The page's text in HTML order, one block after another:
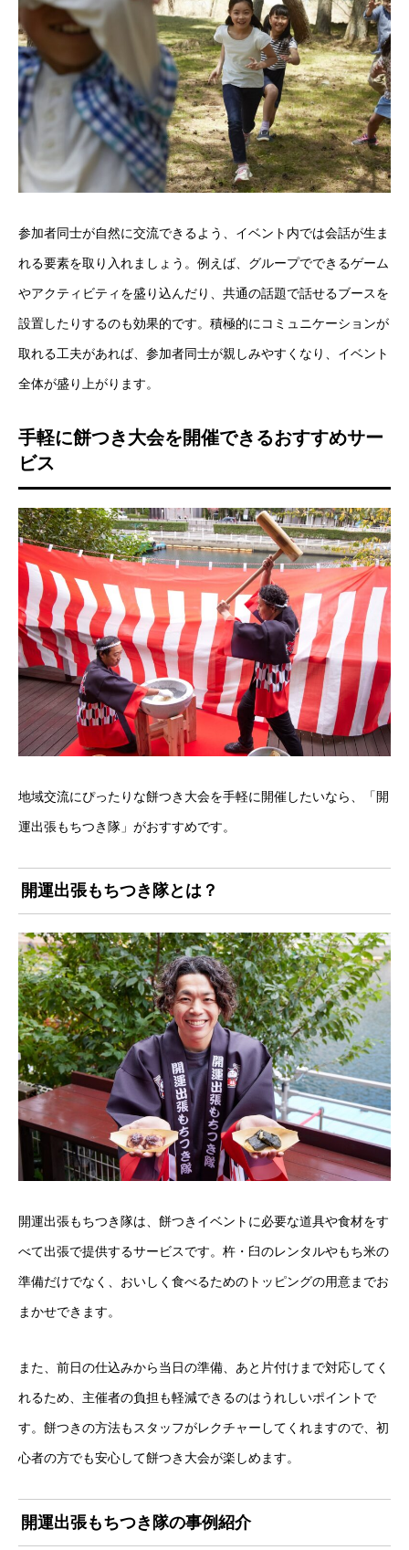
参加者同士が自然に交流できるよう、イベント内では会話が生ま
れる要素を取り入れましょう。例えば、グループでできるゲーム
やアクティビティを盛り込んだり、共通の話題で話せるブースを
設置したりするのも効果的です。積極的にコミュニケーションが
取れる工夫があれば、参加者同士が親しみやすくなり、イベント
全体が盛り上がります。
手軽に餅つき大会を開催できるおすすめサー
ビス
地域交流にぴったりな餅つき大会を手軽に開催したいなら、「開
運出張もちつき隊」がおすすめです。
開運出張もちつき隊とは？
開運出張もちつき隊は、餅つきイベントに必要な道具や食材をす
べて出張で提供するサービスです。杵・臼のレンタルやもち米の
準備だけでなく、おいしく食べるためのトッピングの用意までお
まかせできます。
また、前日の仕込みから当日の準備、あと片付けまで対応してく
れるため、主催者の負担も軽減できるのはうれしいポイントで
す。餅つきの方法もスタッフがレクチャーしてくれますので、初
心者の方でも安心して餅つき大会が楽しめます。
開運出張もちつき隊の事例紹介